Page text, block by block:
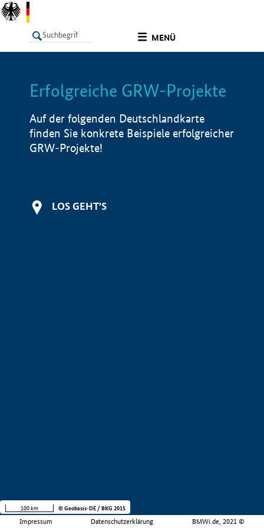
MENÜ
LISTE Info
Erfolgreiche GRW-Projekte
Auf der folgenden Deutschlandkarte
finden Sie konkrete Beispiele erfolgreicher
GRW-Projekte!
LOS GEHT'S
Impressum Datenschutzerklärung BMWi.de, 2021 ©
100 km © Geobasis-DE / BKG 2015